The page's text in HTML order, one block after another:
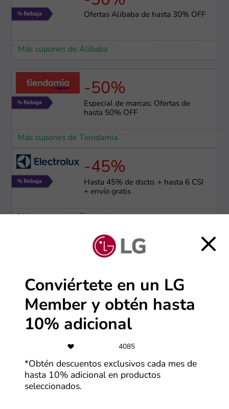
Ofertas Alibaba de hasta 30% OFF
Más cupones de Alibaba
-50%
Especial de marcas: Ofertas de
hasta 50% OFF
Más cupones de Tiendamia
-45%
Hasta 45% de dscto. + hasta 6 CSI
+ envío gratis
Más cupones de Electrolux
Envío gratis
Más cupones de LG
-50%
Ofertas Lenovo de hasta 50% OFF
Más cupones de Lenovo
Conviértete en un LG
Member y obtén hasta
10% adicional
4085
*Obtén descuentos exclusivos cada mes de
hasta 10% adicional en productos
seleccionados.